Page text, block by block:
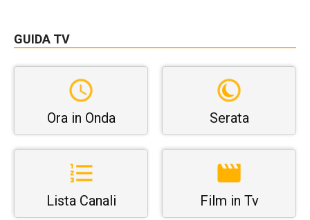
GUIDA TV
Ora in Onda Serata
Lista Canali Film in Tv